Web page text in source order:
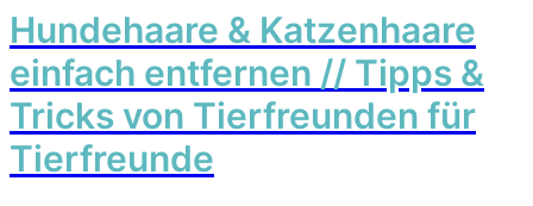
Hundehaare & Katzenhaare
einfach entfernen // Tipps &
Tricks von Tierfreunden für
Tierfreunde